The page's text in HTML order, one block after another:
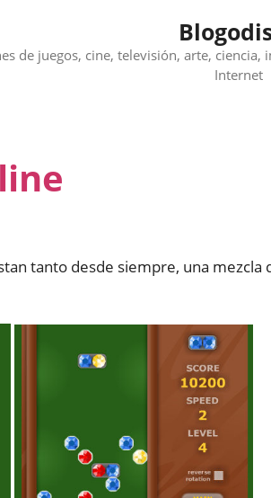
de juegos, cine, televisión, arte,
Internet
tanto desde siempre, una mezcla